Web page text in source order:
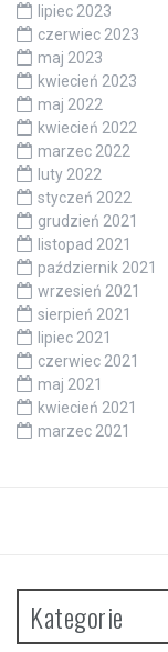
lipiec 2023
czerwiec 2023
maj 2023
kwiecień 2023
maj 2022
kwiecień 2022
marzec 2022
luty 2022
styczeń 2022
grudzień 2021
listopad 2021
październik 2021
wrzesień 2021
sierpień 2021
lipiec 2021
czerwiec 2021
maj 2021
kwiecień 2021
marzec 2021
Kategorie